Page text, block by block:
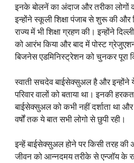
इनके बोलनें का अंदाज और तरीका लोगों
इन्होंने स्कूली शिक्षा पंजाब से शुरू की और
राज्य में भी शिक्षा ग्रहण की। इन्होंने
को आरंभ किया और बाद में पोस्ट
बिजनेस एडमिनिस्ट्रेशन को चुनकर पूरा
स्वाती सचदेव बाईसेक्सुअल है और
परिवार वालों को बताया था। इनकी
बाईसेक्सुअल को कभी नहीं दर्शाता था
वर्षों तक ये बात सभी लोगो से छुपी रही।
इन्हें बाईसेक्सुअल होने पर किसी तरह की
जीवन को आन्नदमय तरीके से एन्जॉय के